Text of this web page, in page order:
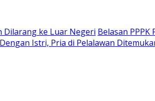
Dilarang ke Luar Negeri Belasan
Istri, Pria di Pelalawan